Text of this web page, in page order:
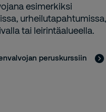
esimerkiksi
urheilutapahtumissa,
tai leirintäalueella.
peruskurssiin